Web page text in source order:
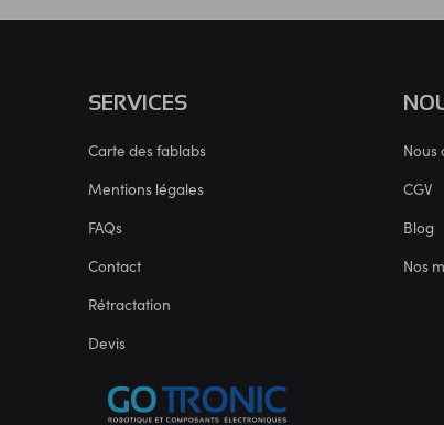
SERVICES
Carte des fablabs
Mentions légales
FAQs
Contact
Rétractation
Devis
Nous
CGV
Blog
Nos